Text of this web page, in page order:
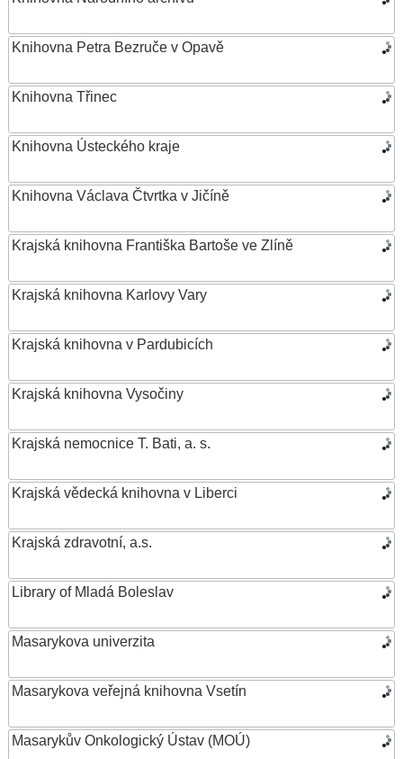
Knihovna Petra Bezruče v Opavě
Knihovna Třinec
Knihovna Ústeckého kraje
Knihovna Václava Čtvrtka v Jičíně
Krajská knihovna Františka Bartoše ve Zlíně
Krajská knihovna Karlovy Vary
Krajská knihovna v Pardubicích
Krajská knihovna Vysočiny
Krajská nemocnice T. Bati, a. s.
Krajská vědecká knihovna v Liberci
Krajská zdravotní, a.s.
Library of Mladá Boleslav
Masarykova univerzita
Masarykova veřejná knihovna Vsetín
Masarykův Onkologický Ústav (MOÚ)